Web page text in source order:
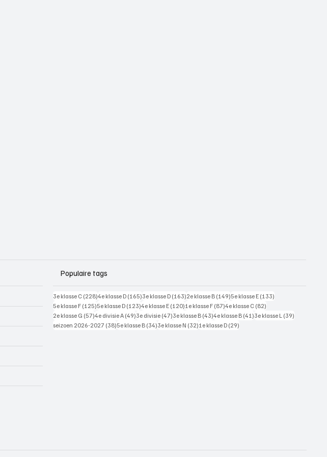
Populaire tags
3e klasse C (228)228 posts
4e klasse D (165)165 posts
3e klasse D (163)163 posts
2e klasse B (149)149 posts
5e klasse E (133)
5e klasse F (125)125 posts
5e klasse D (123)123 posts
4e klasse E (120)120 posts
1e klasse F (87)87 posts
4e klasse C (82)
2e klasse G (57)57 posts
4e divisie A (49)49 posts
3e divisie (47)47 posts
3e klasse B (43)43 posts
4e klasse B (41)41 posts
3e klasse L (39)
seizoen 2026-2027 (38)38 posts
5e klasse B (34)34 posts
3e klasse N (32)32 posts
1e klasse D (29)